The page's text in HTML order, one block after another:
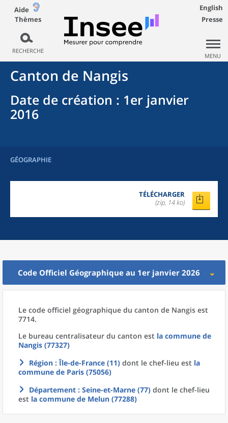
Aide
Thèmes
RECHERCHE
English
Presse
MENU
Canton de Nangis
Date de création : 1er janvier
2016
GÉOGRAPHIE
TÉLÉCHARGER
(zip, 14 ko)
Code Officiel Géographique au 1er janvier 2026
Le code officiel géographique du canton de Nangis est
7714.
Le bureau centralisateur du canton est la commune de
Nangis (77327)
Région : Île-de-France (11) dont le chef-lieu est la
commune de Paris (75056)
Département : Seine-et-Marne (77) dont le chef-lieu
est la commune de Melun (77288)